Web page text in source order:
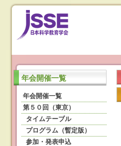
年会開催一覧
年会開催一覧
第５０回（東京）
タイムテーブル
プログラム（暫定版）
参加・発表申込